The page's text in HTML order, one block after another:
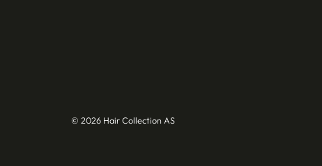
© 2026 Hair Collection AS